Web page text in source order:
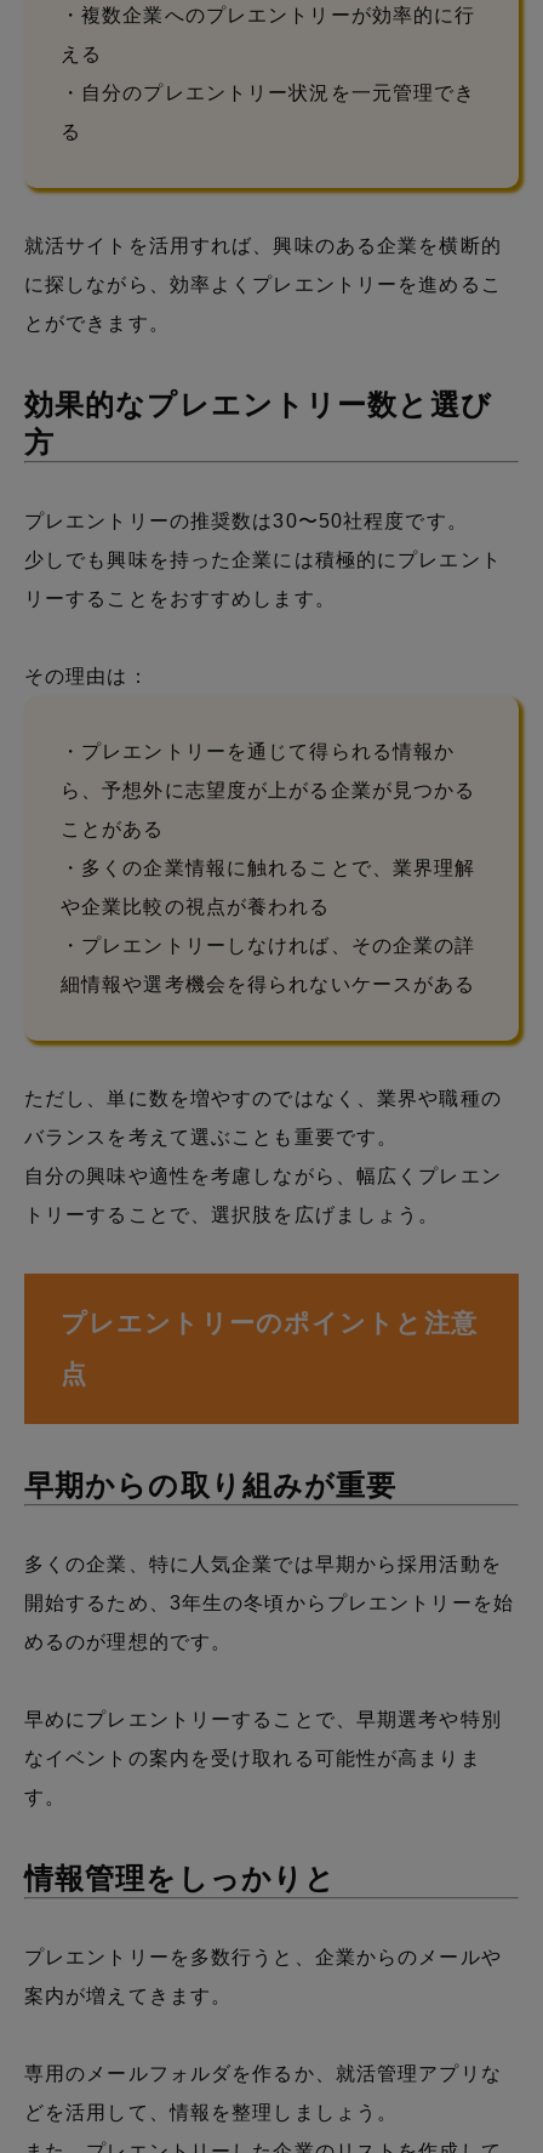
・複数企業へのプレエントリーが効率的に行
える
・自分のプレエントリー状況を一元管理でき
る
就活サイトを活用すれば、興味のある企業を横断的
に探しながら、効率よくプレエントリーを進めるこ
とができます。
効果的なプレエントリー数と選び
方
プレエントリーの推奨数は30〜50社程度です。
少しでも興味を持った企業には積極的にプレエント
リーすることをおすすめします。
その理由は：
・プレエントリーを通じて得られる情報か
ら、予想外に志望度が上がる企業が見つかる
ことがある
・多くの企業情報に触れることで、業界理解
や企業比較の視点が養われる
・プレエントリーしなければ、その企業の詳
細情報や選考機会を得られないケースがある
ただし、単に数を増やすのではなく、業界や職種の
バランスを考えて選ぶことも重要です。
自分の興味や適性を考慮しながら、幅広くプレエン
トリーすることで、選択肢を広げましょう。
プレエントリーのポイントと注意
点
早期からの取り組みが重要
多くの企業、特に人気企業では早期から採用活動を
開始するため、3年生の冬頃からプレエントリーを始
めるのが理想的です。
早めにプレエントリーすることで、早期選考や特別
なイベントの案内を受け取れる可能性が高まりま
す。
情報管理をしっかりと
プレエントリーを多数行うと、企業からのメールや
案内が増えてきます。
専用のメールフォルダを作るか、就活管理アプリな
どを活用して、情報を整理しましょう。